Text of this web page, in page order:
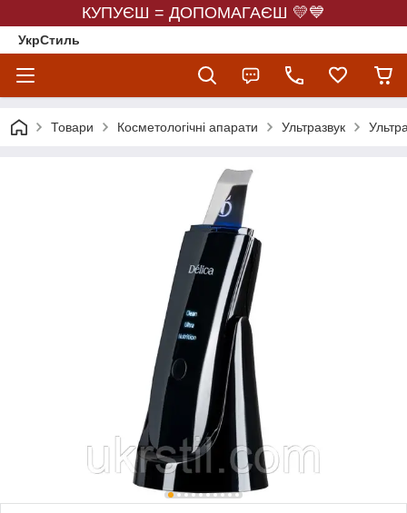
КУПУЄШ = ДОПОМАГАЄШ 💛💙
УкрСтиль
Товари Косметологічні апарати Ультразвук